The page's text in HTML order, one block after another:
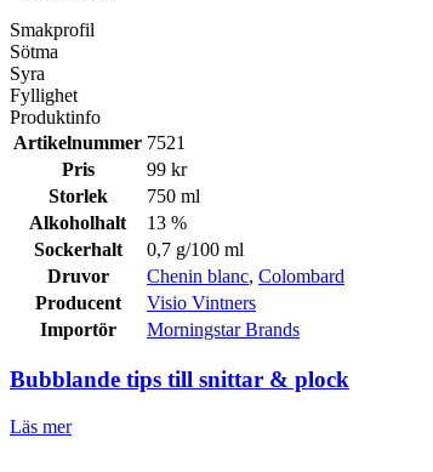
Smakprofil
Sötma
Syra
Fyllighet
Produktinfo
Artikelnummer 7521
Pris
99 kr
Storlek
750 ml
Alkoholhalt
13 %
Sockerhalt
0,7 g/100 ml
Druvor
Chenin blanc, Colombard
Producent
Visio Vintners
Importör
Morningstar Brands
Bubblande tips till snittar & plock
Läs mer